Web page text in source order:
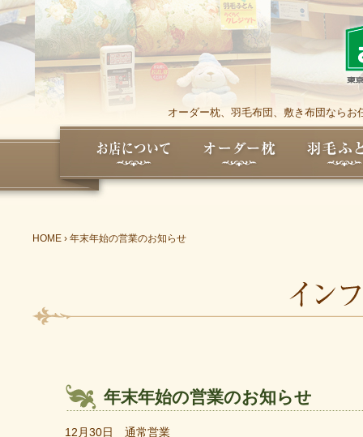
オーダー枕、羽毛布団、敷き布団なら
HOME › 年末年始の営業のお知らせ
年末年始の営業のお知らせ
12月30日 通常営業